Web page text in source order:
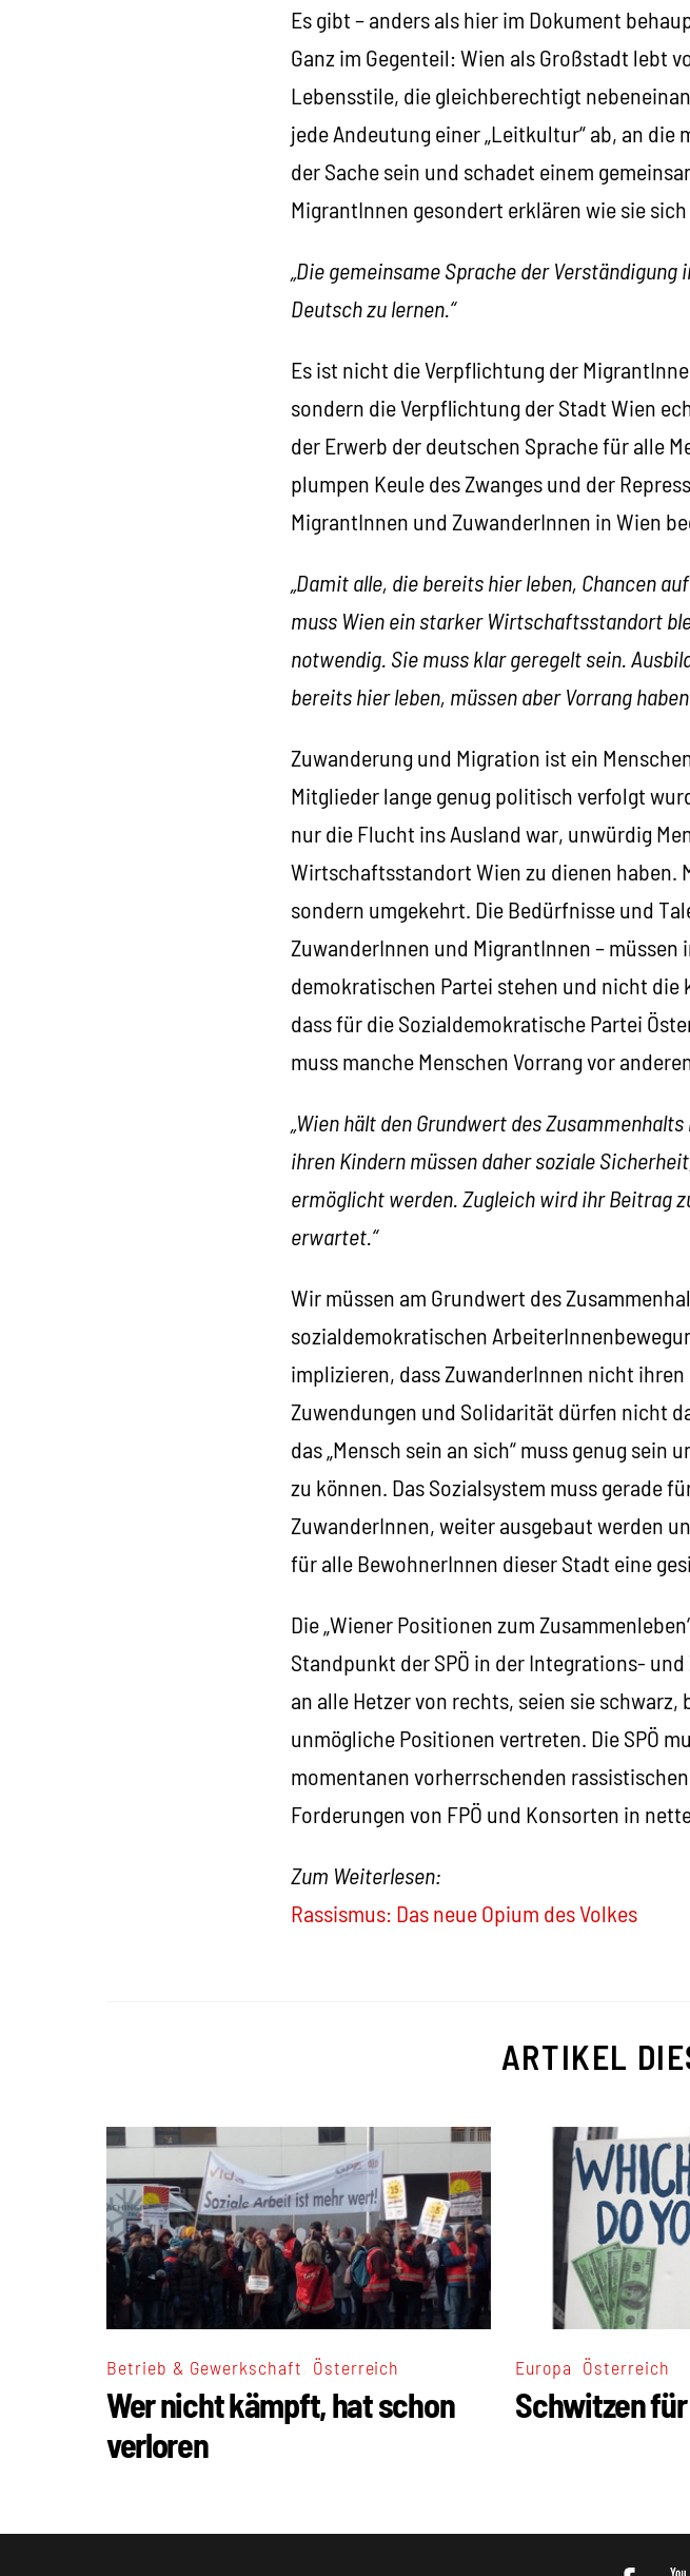
Es gibt – anders als hier im Dokument
Ganz im Gegenteil: Wien als Großstadt lebt
Lebensstile, die gleichberechtigt
jede Andeutung einer „Leitkultur“ ab, an die
der Sache sein und schadet einem
MigrantInnen gesondert erklären wie sie
„Die gemeinsame Sprache der
Deutsch zu lernen.“
Es ist nicht die Verpflichtung der
sondern die Verpflichtung der Stadt Wien
der Erwerb der deutschen Sprache für alle
plumpen Keule des Zwanges und der
MigrantInnen und ZuwanderInnen in Wien
„Damit alle, die bereits hier leben, Chancen
muss Wien ein starker Wirtschaftsstandort
notwendig. Sie muss klar geregelt sein.
bereits hier leben, müssen aber Vorrang
Zuwanderung und Migration ist ein
Mitglieder lange genug politisch verfolgt
nur die Flucht ins Ausland war, unwürdig
Wirtschaftsstandort Wien zu dienen haben.
sondern umgekehrt. Die Bedürfnisse und
ZuwanderInnen und MigrantInnen –
demokratischen Partei stehen und nicht
dass für die Sozialdemokratische Partei
muss manche Menschen Vorrang vor
„Wien hält den Grundwert des
ihren Kindern müssen daher soziale
ermöglicht werden. Zugleich wird ihr Beitrag
erwartet.“
Wir müssen am Grundwert des
sozialdemokratischen
implizieren, dass ZuwanderInnen nicht
Zuwendungen und Solidarität dürfen nicht
das „Mensch sein an sich“ muss genug sein
zu können. Das Sozialsystem muss gerade
ZuwanderInnen, weiter ausgebaut werden
für alle BewohnerInnen dieser Stadt eine
Die „Wiener Positionen zum
Standpunkt der SPÖ in der Integrations-
an alle Hetzer von rechts, seien sie
unmögliche Positionen vertreten. Die SPÖ
momentanen vorherrschenden
Forderungen von FPÖ und Konsorten in
Zum Weiterlesen:
Rassismus: Das neue Opium des Volkes
ARTIKEL
Betrieb & Gewerkschaft Österreich
Wer nicht kämpft, hat schon
verloren
Europa Österreich
Schwitzen